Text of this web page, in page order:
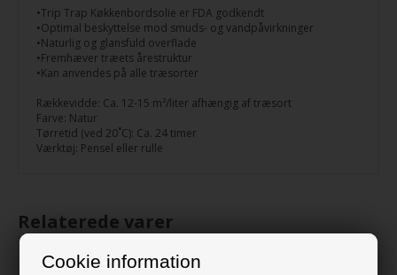
Cookie information
•Trip Trap Køkkenbordsolie er FDA godkendt
•Optimal beskyttelse mod smuds- og vandpåvirkninger
•Naturlig og glansfuld overflade
•Fremhæver træets årestruktur
•Kan anvendes på alle træsorter
Rækkevidde: Ca. 12-15 m²/liter afhængig af træsort
Farve: Natur
Tørretid (ved 20˚C): Ca. 24 timer
Værktøj: Pensel eller rulle
Relaterede varer